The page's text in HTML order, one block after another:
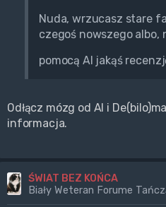
Nuda, wrzucasz stare
czegoś nowszego albo,
pomocą AI jakąś
Odłącz mózg od AI i
informacja.
ŚWIAT BEZ KOŃCA
Biały Weteran Forume